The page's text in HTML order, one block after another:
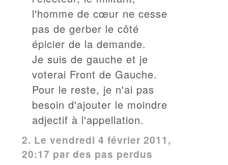
l'homme de cœur ne cesse
pas de gerber le côté
épicier de la demande.
Je suis de gauche et je
voterai Front de Gauche.
Pour le reste, je n'ai pas
besoin d'ajouter le moindre
adjectif à l'appellation.
2. Le vendredi 4 février 2011,
20:17 par des pas perdus